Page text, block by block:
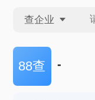
查企业
查企业
88查 -